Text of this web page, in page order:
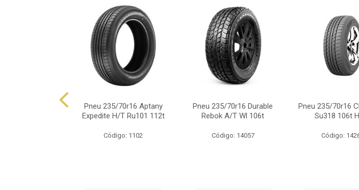
Pneu 235/70r16 Aptany
Expedite H/T Ru101 112t
Código: 1102
Pneu 235/70r16 Durable
Rebok A/T Wl 106t
Código: 14057
Pneu 235/70r16
Su318 106t
Código: